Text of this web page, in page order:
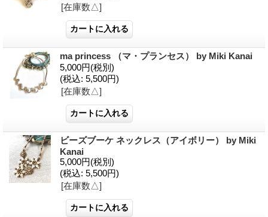
[在庫数△]
ma princess （マ・プランセス） by Miki Kanai
5,000円(税別)
(税込: 5,500円)
[在庫数△]
ビーズブーケ ネックレス（アイボリー） by Miki
Kanai
5,000円(税別)
(税込: 5,500円)
[在庫数△]